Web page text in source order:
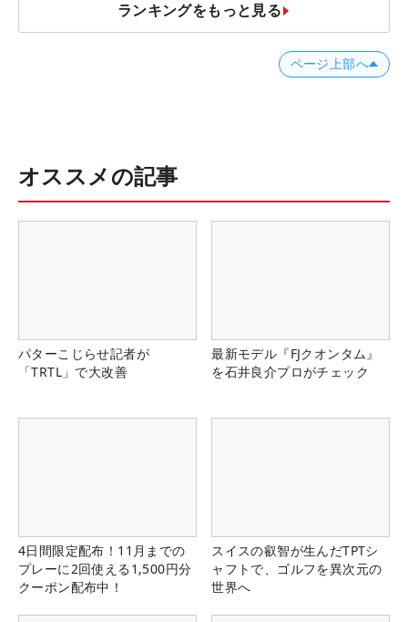
ランキングをもっと見る
ページ上部へ
オススメの記事
パターこじらせ記者が
「TRTL」で大改善
最新モデル『FJクオンタム』
を石井良介プロがチェック
4日間限定配布！11月までの
プレーに2回使える1,500円分
クーポン配布中！
スイスの叡智が生んだTPTシ
ャフトで、ゴルフを異次元の
世界へ